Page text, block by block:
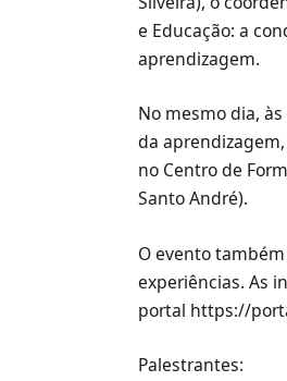
e Educação: a
aprendizagem.
No mesmo dia,
da
no Centro de
Santo André).
O evento
experiências. As
portal https://
Palestrantes: